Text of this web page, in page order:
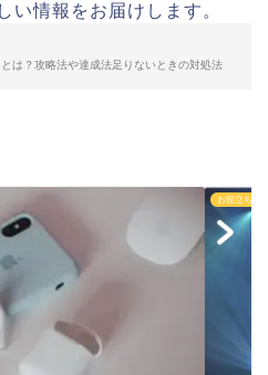
い情報をお届けします。
は？攻略法や達成法足りないときの対処法
お役立ち